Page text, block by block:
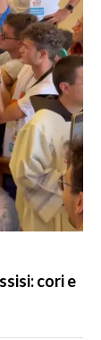
cori e